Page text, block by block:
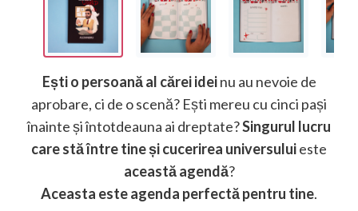
Ești o persoană al cărei ideinu au nevoie de
aprobare, ci de o scenă? Ești mereu cu cinci pași
înainte și întotdeauna ai dreptate?Singurul lucru
care stă între tine și cucerirea universuluieste
această agendă?
Aceasta este agenda perfectă pentru tine.